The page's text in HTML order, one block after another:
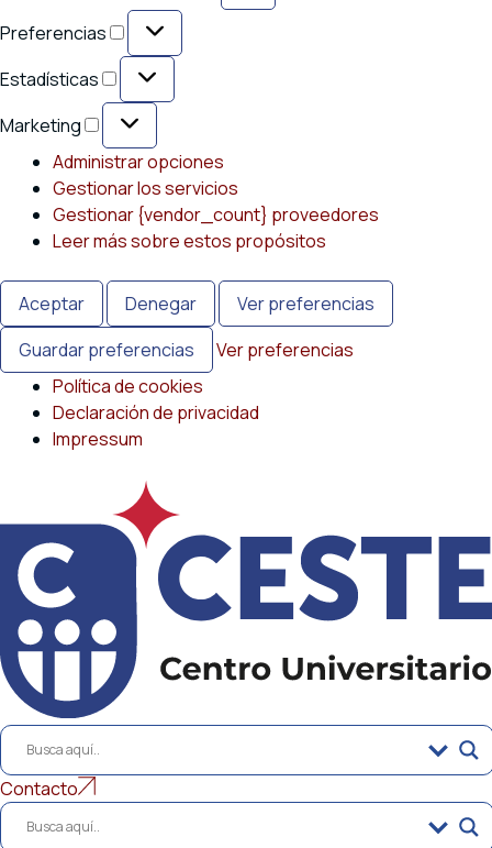
Preferencias
Preferencias
Estadísticas Estadísticas
Marketing
Marketing
Administrar opciones
Gestionar los servicios
Gestionar {vendor_count} proveedores
Leer más sobre estos propósitos
Aceptar Denegar
Ver preferencias
Guardar preferencias
Ver preferencias
Política de cookies
Declaración de privacidad
Impressum
contenido
Contacto